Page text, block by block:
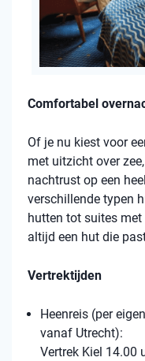
Comfortabel
Of je nu kiest voor
met uitzicht over
nachtrust op een
verschillende typen
hutten tot suites
altijd een hut die
Vertrektijden
Heenreis (per
vanaf Utrecht):
Vertrek Kiel 14.00